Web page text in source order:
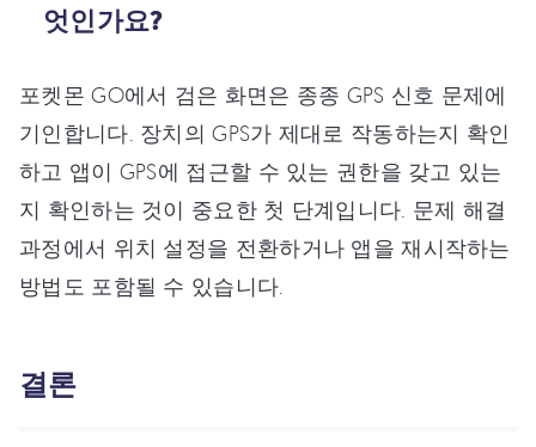
엇인가요?
포켓몬 GO에서 검은 화면은 종종 GPS 신호 문제에
기인합니다. 장치의 GPS가 제대로 작동하는지 확인
하고 앱이 GPS에 접근할 수 있는 권한을 갖고 있는
지 확인하는 것이 중요한 첫 단계입니다. 문제 해결
과정에서 위치 설정을 전환하거나 앱을 재시작하는
방법도 포함될 수 있습니다.
결론